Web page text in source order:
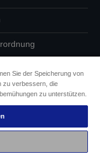
Sie der Speicherung von
zu verbessern, die
zu unterstützen.